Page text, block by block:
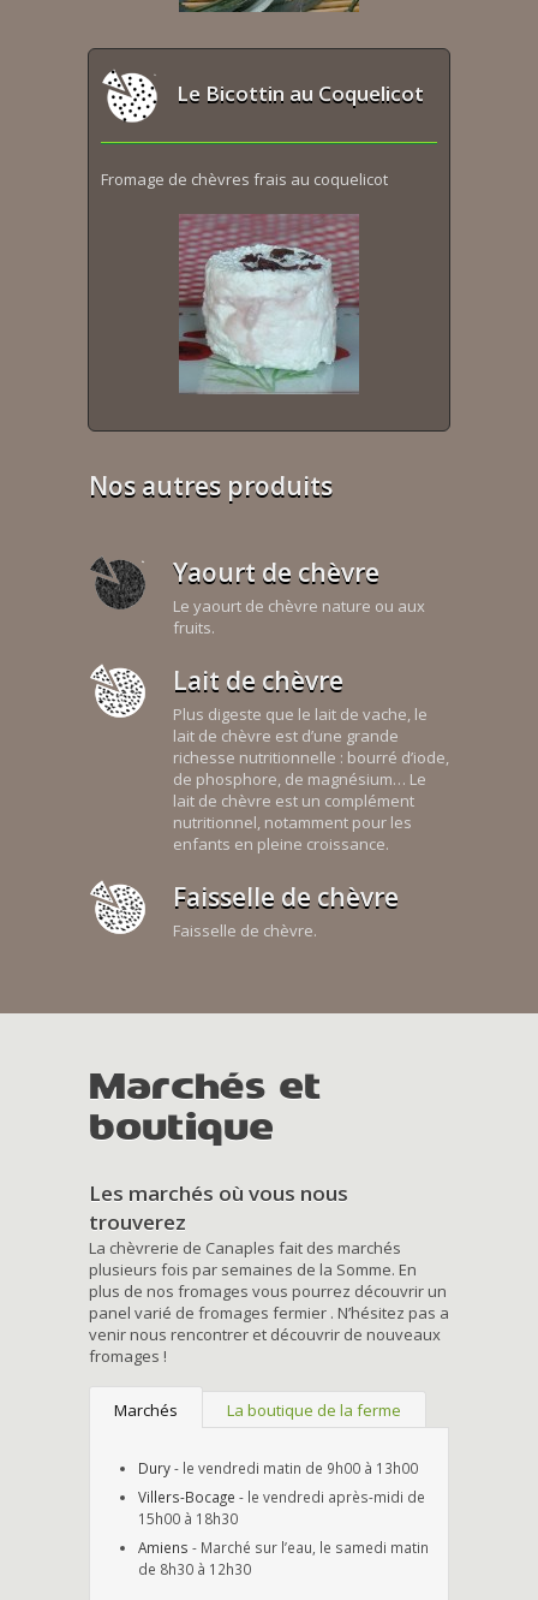
Le Bicottin au Coquelicot
Fromage de chèvres frais au coquelicot
Nos autres produits
Yaourt de chèvre
Le yaourt de chèvre nature ou aux
fruits.
Lait de chèvre
Plus digeste que le lait de vache, le
lait de chèvre est d’une grande
richesse nutritionnelle : bourré d’iode,
de phosphore, de magnésium… Le
lait de chèvre est un complément
nutritionnel, notamment pour les
enfants en pleine croissance.
Faisselle de chèvre
Faisselle de chèvre.
Marchés et
boutique
Les marchés où vous nous
trouverez
La chèvrerie de Canaples fait des marchés
plusieurs fois par semaines de la Somme. En
plus de nos fromages vous pourrez découvrir un
panel varié de fromages fermier . N’hésitez pas a
venir nous rencontrer et découvrir de nouveaux
fromages !
Marchés La boutique de la ferme
Dury- le vendredi matin de 9h00 à 13h00
Villers-Bocage - le vendredi après-midi de
15h00 à 18h30
Amiens - Marché sur l’eau, le samedi matin
de 8h30 à 12h30